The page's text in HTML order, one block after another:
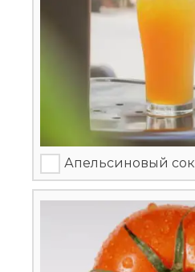
Апельсиновый сок